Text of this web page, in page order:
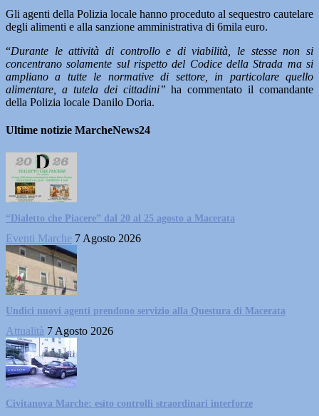
Gli agenti della Polizia locale hanno proceduto al sequestro cautelare
degli alimenti e alla sanzione amministrativa di 6mila euro.
“Durante le attività di controllo e di viabilità, le stesse non si
concentrano solamente sul rispetto del Codice della Strada ma si
ampliano a tutte le normative di settore, in particolare quello
alimentare, a tutela dei cittadini” ha commentato il comandante
della Polizia locale Danilo Doria.
Ultime notizie MarcheNews24
“Dialetto che Piacere” dal 20 al 25 agosto a Macerata
Eventi Marche 7 Agosto 2026
Undici nuovi agenti prendono servizio alla Questura di Macerata
Attualità 7 Agosto 2026
Civitanova Marche: esito controlli straordinari interforze